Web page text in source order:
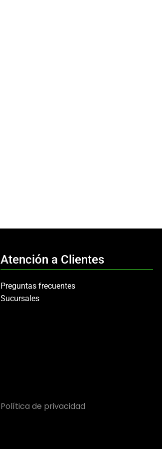
Atención a Clientes
Preguntas frecuentes
Sucursales
Política de privacidad